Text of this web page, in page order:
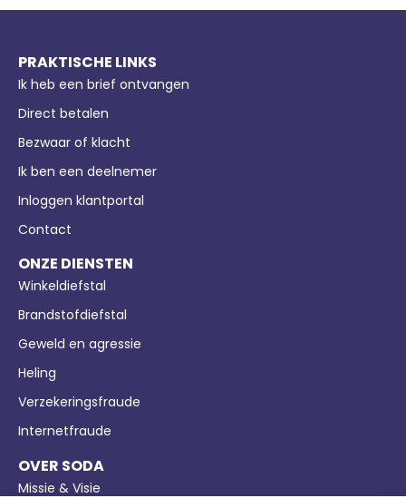
PRAKTISCHE LINKS
Ik heb een brief ontvangen
Direct betalen
Bezwaar of klacht
Ik ben een deelnemer
Inloggen klantportal
Contact
ONZE DIENSTEN
Winkeldiefstal
Brandstofdiefstal
Geweld en agressie
Heling
Verzekeringsfraude
Internetfraude
OVER SODA
Missie & Visie